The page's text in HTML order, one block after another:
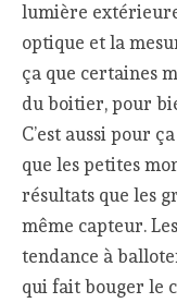
lumière
optique et la
ça que certaines
du boitier, pour
C’est aussi pour
que les petites
résultats que les
même capteur.
tendance à
qui fait bouger le